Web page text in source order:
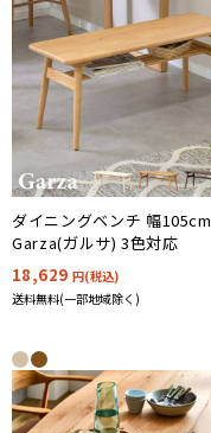
ダイニングベンチ 幅105cm
Garza(ガルサ) 3色対応
18,629 円(税込)
送料無料(一部地域除く)